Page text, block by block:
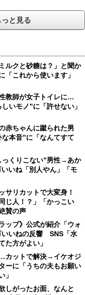
と見る
ルクと砂糖は？」と聞か
これから使います」
性教師が女子トイレに…
いモノ”に「許せない」
赤ちゃんに蹴られた男
本音”に「なんてすて
くりこない”男性→あか
いね「別人やん」「モ
サリカットで大変身！
じ人！？」「かっこい
賛の声
ップ》公式が紹介「ウォ
いいねの反響 SNS「水
た方がよい」
カットで解決→イケオジ
ーに「うちの夫もお願い
」
しがったお面、なんと